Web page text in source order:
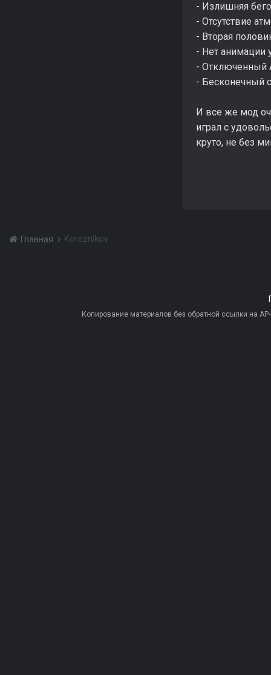
- Излишняя
- Отсутствие
- Вторая
- Нет анимации
- Отключенный
- Бесконечный
И все же мод
играл с
круто, не без
Главная Koreznikov
Копирование материалов без обратной ссылки на